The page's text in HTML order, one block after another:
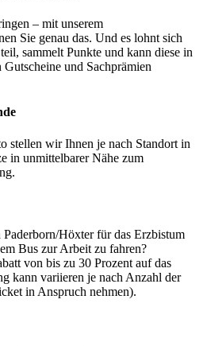
– mit unserem
Sie genau das. Und es lohnt sich
sammelt Punkte und kann diese in
Gutscheine und Sachprämien
stellen wir Ihnen je nach Standort in
in unmittelbarer Nähe zum
Höxter für das Erzbistum
Bus zur Arbeit zu fahren?
von bis zu 30 Prozent auf das
kann variieren je nach Anzahl der
in Anspruch nehmen).